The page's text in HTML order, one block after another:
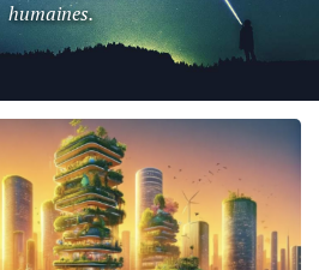
Risques
Contact
humaines.